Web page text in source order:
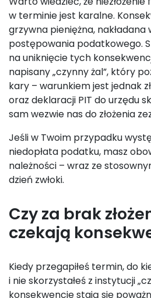
w terminie jest karalne.
grzywna pieniężna,
postępowania podatkowego.
na uniknięcie tych
napisany „czynny żal”, który
kary – warunkiem jest jednak
oraz deklaracji PIT do urzędu
sam wezwie nas do złożenia
Jeśli w Twoim przypadku
niedopłata podatku, masz
należności – wraz ze
dzień zwłoki.
Czy za brak
czekają
Kiedy przegapiłeś termin, do
i nie skorzystałeś z instytucji
konsekwencje stają się